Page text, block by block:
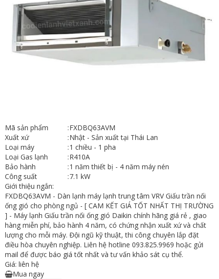
Mã sản phẩm :FXDBQ63AVM
Xuất xứ
:Nhật - Sản xuất tại Thái Lan
Loại máy
:1 chiều - 1 pha
Loại Gas lạnh
:R410A
Bảo hành
:1 năm thiết bị - 4 năm máy nén
Công suất
:7.1 kW
Giới thiệu ngắn:
FXDBQ63AVM - Dàn lạnh máy lạnh trung tâm VRV Giấu trần nối
ống gió cho phòng ngủ - [ CAM KẾT GIÁ TỐT NHẤT THỊ TRƯỜNG
] - Máy lạnh Giấu trần nối ống gió Daikin chính hãng giá rẻ , giao
hàng miễn phí, bảo hành 4 năm, có chứng nhận xuất xứ và chất
lượng cho mỗi máy. Đội ngũ kỹ thuật, thi công chuyên lắp đặt
điều hòa chuyên nghiệp. Liên hệ hotline 093.825.9969 hoặc gửi
mail để được báo giá tốt nhất và tư vấn khảo sát cụ thể.
Giá: liên hệ
Mua ngay